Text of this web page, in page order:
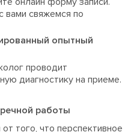
свяжемся по
опытный
проводит
диагностику на приеме.
работы
того, что перспективное